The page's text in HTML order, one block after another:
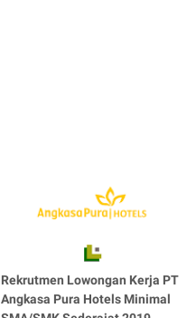
Rekrutmen Lowongan Kerja PT
Angkasa Pura Hotels Minimal